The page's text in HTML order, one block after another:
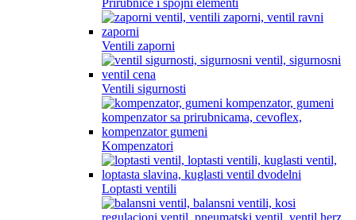
Prirubnice i spojni elementi
Ventili zaporni
Ventili sigurnosti
Kompenzatori
Loptasti ventili